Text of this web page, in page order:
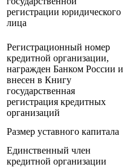
регистрации юридического
лица
Регистрационный номер
кредитной организации,
награжден Банком России и
внесен в Книгу
государственная
регистрация кредитных
организаций
Размер уставного капитала
Единственный член
кредитной организации